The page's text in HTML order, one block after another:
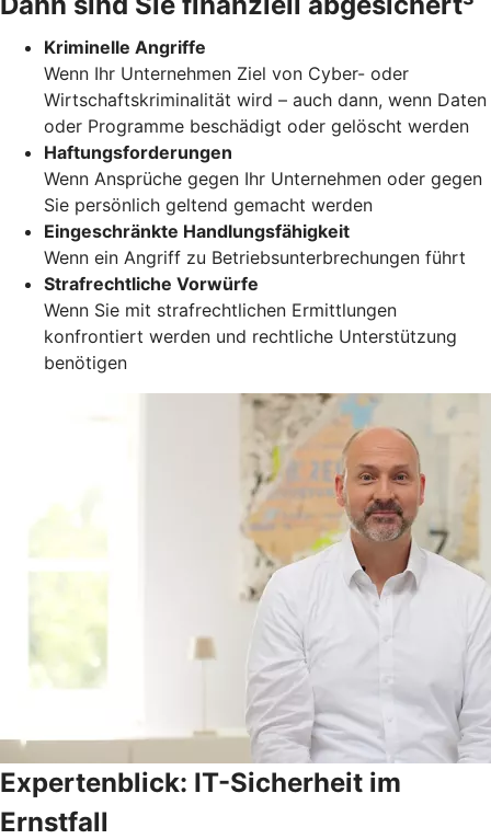
Kriminelle Angriffe
Wenn Ihr Unternehmen Ziel von Cyber- oder
Wirtschaftskriminalität wird – auch dann, wenn Daten
oder Programme beschädigt oder gelöscht werden
Haftungsforderungen
Wenn Ansprüche gegen Ihr Unternehmen oder gegen
Sie persönlich geltend gemacht werden
Eingeschränkte Handlungsfähigkeit
Wenn ein Angriff zu Betriebsunterbrechungen führt
Strafrechtliche Vorwürfe
Wenn Sie mit strafrechtlichen Ermittlungen
konfrontiert werden und rechtliche Unterstützung
benötigen
Expertenblick: IT-Sicherheit im
Ernstfall